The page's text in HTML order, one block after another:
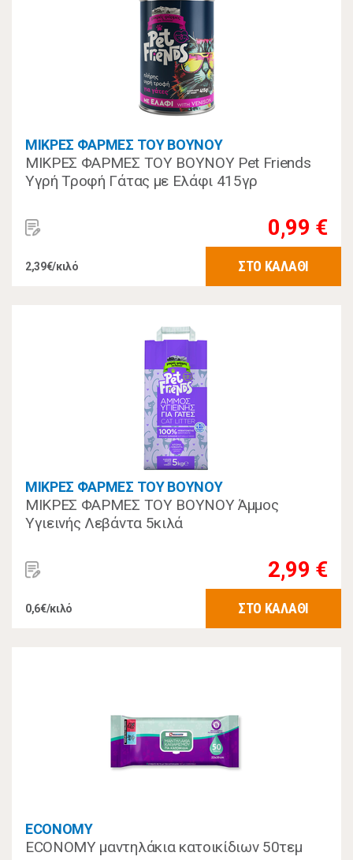
ΜΙΚΡΕΣ ΦΑΡΜΕΣ ΤΟΥ ΒΟΥΝΟΥ
ΜΙΚΡΕΣ ΦΑΡΜΕΣ ΤΟΥ ΒΟΥΝΟΥ Pet Friends
Υγρή Τροφή Γάτας με Ελάφι 415γρ
0,99 €
2,39€/κιλό ΣΤΟ ΚΑΛΑΘΙ
ΜΙΚΡΕΣ ΦΑΡΜΕΣ ΤΟΥ ΒΟΥΝΟΥ
ΜΙΚΡΕΣ ΦΑΡΜΕΣ ΤΟΥ ΒΟΥΝΟΥ Άμμος
Υγιεινής Λεβάντα 5κιλά
2,99 €
0,6€/κιλό ΣΤΟ ΚΑΛΑΘΙ
ECONOMY
ECONOMY μαντηλάκια κατοικίδιων 50τεμ